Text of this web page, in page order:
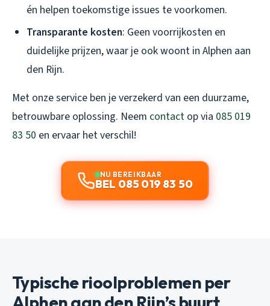
én helpen toekomstige issues te voorkomen.
Transparante kosten: Geen voorrijkosten en
duidelijke prijzen, waar je ook woont in Alphen aan
den Rijn.
Met onze service ben je verzekerd van een duurzame,
betrouwbare oplossing. Neem contact op via 085 019
83 50 en ervaar het verschil!
NU BEREIKBAAR
BEL 085 019 83 50
Typische rioolproblemen per